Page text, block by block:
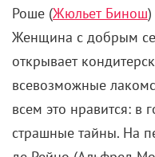
Роше (Жюльет Бинош
Женщина с добрым
открывает
всевозможные
всем это нравится: в
страшные тайны. На